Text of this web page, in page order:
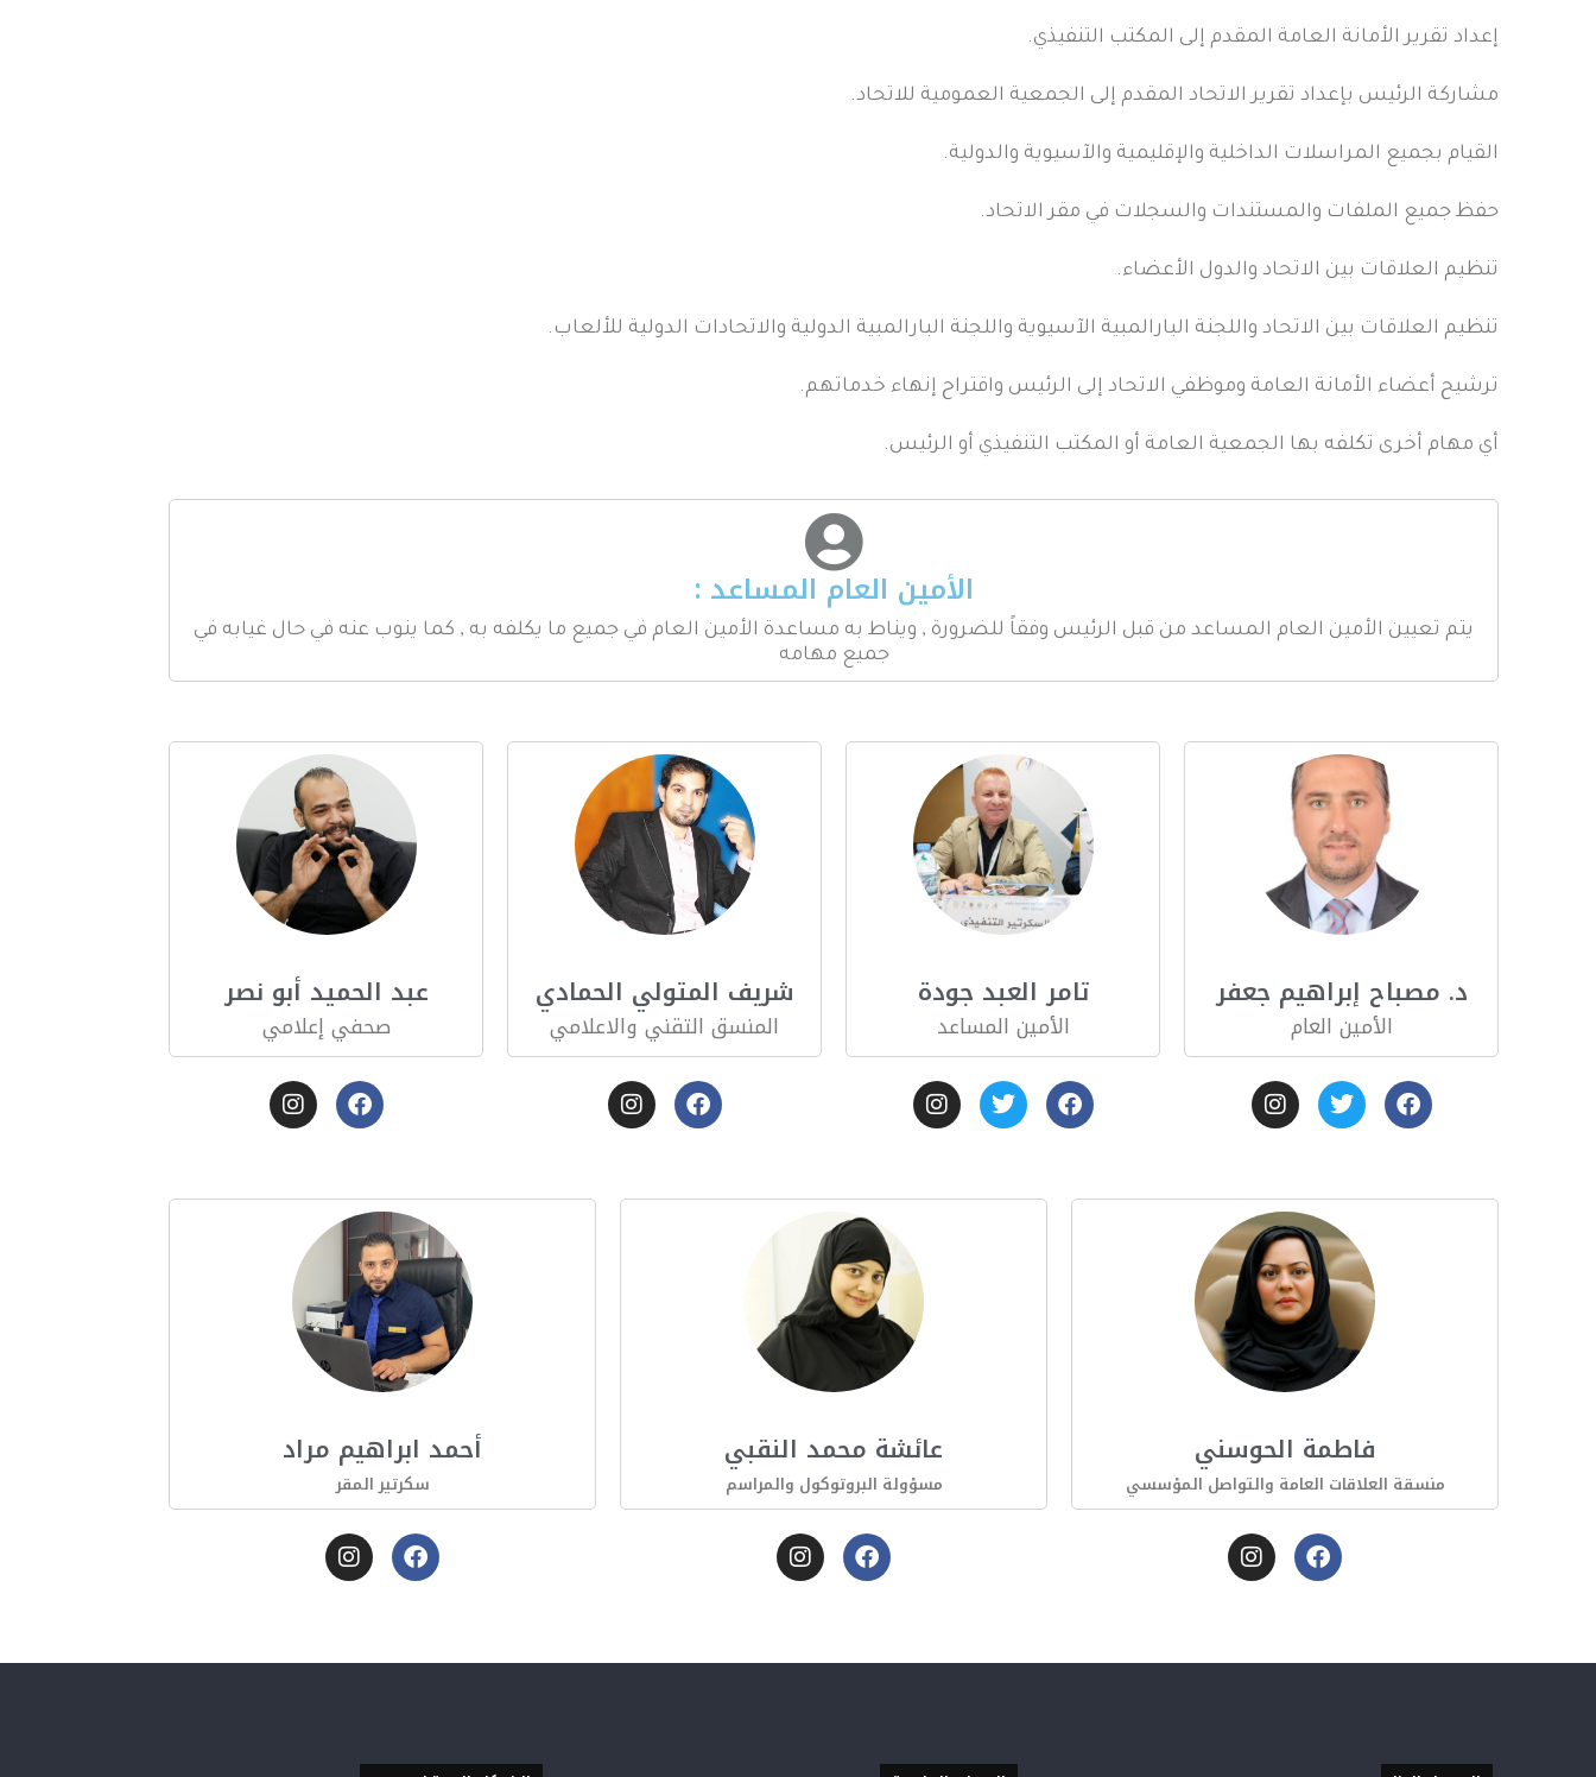
إعداد تقرير الأمانة العامة المقدم إلى المكتب التنفيذي.
مشاركة الرئيس بإعداد تقرير الاتحاد المقدم إلى الجمعية العمومية للاتحاد.
القيام بجميع المراسلات الداخلية والإقليمية والآسيوية والدولية.
حفظ جميع الملفات والمستندات والسجلات في مقر الاتحاد.
تنظيم العلاقات بين الاتحاد والدول الأعضاء.
تنظيم العلاقات بين الاتحاد واللجنة البارالمبية الآسيوية واللجنة البارالمبية الدولية والاتحادات الدولية للألعاب.
ترشيح أعضاء الأمانة العامة وموظفي الاتحاد إلى الرئيس واقتراح إنهاء خدماتهم.
أي مهام أخرى تكلفه بها الجمعية العامة أو المكتب التنفيذي أو الرئيس.
الأمين العام المساعد :​
يتم تعيين الأمين العام المساعد من قبل الرئيس وفقاً للضرورة , ويناط به مساعدة الأمين العام في جميع ما يكلفه به , كما ينوب عنه في حال غيابه في
جميع مهامه​
د. مصباح إبراهيم جعفر
الأمين العام
تامر العبد جودة
الأمين المساعد
شريف المتولي الحمادي
المنسق التقني والاعلامي
عبد الحميد أبو نصر
صحفي إعلامي
فاطمة الحوسني
منسقة العلاقات العامة والتواصل المؤسسي
عائشة محمد النقبي
مسؤولة البروتوكول والمراسم
أحمد ابراهيم مراد
سكرتير المقر